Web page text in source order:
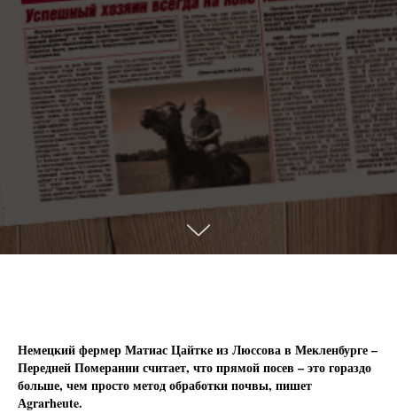
Немецкий фермер Матиас Цайтке из Люссова в Мекленбурге –
Передней Померании считает, что прямой посев – это гораздо
больше, чем просто метод обработки почвы, пишет
Аgrarheute.